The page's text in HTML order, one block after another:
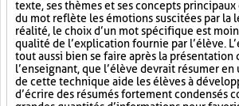
texte, ses thèmes et ses concepts
du mot reflète les émotions suscitées par la
réalité, le choix d’un mot spécifique est
qualité de l’explication fournie par l’élève.
tout aussi bien se faire après la présentation
l’enseignant, que l’élève devrait résumer en
de cette technique aide les élèves à
d’écrire des résumés fortement condensés